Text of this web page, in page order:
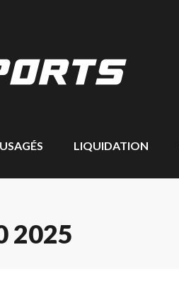
LIQUIDATION
2025